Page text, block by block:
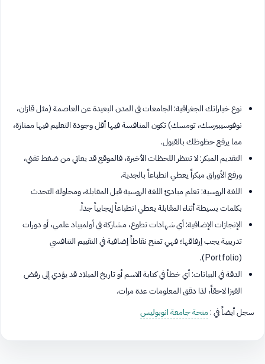
نوع خياراتك الجغرافية: الجامعات في المدن البعيدة عن العاصمة (مثل قازان،
نوفوسيبيرسك، تومسك) تكون المنافسة فيها أقل وجودة التعليم فيها ممتازة،
مما يرفع حظوظك بالقبول.
التقديم المبكر: لا تنتظر اللحظات الأخيرة، فالموقع قد يعاني من ضغط تقني،
ورفع الأوراق مبكراً يعطي انطباعاً بالجدية.
اللغة الروسية: تعلم مبادئ اللغة الروسية قبل المقابلة، ومحاولة التحدث
بكلمات بسيطة أثناء المقابلة يعطي انطباعاً إيجابياً جداً.
الإنجازات الإضافية: أي شهادات تطوع، مشاركة في أولمبياد علمي، أو دورات
تدريبية يجب إرفاقها؛ فهي تمنح نقاطاً إضافية في التقييم التنافسي
(Portfolio).
الدقة في البيانات: أي خطأ في كتابة الاسم أو تاريخ الميلاد قد يؤدي إلى رفض
الفيزا لاحقاً، لذا دقق المعلومات عدة مرات.
سجل أيضاً في :منحة جامعة انوبوليس